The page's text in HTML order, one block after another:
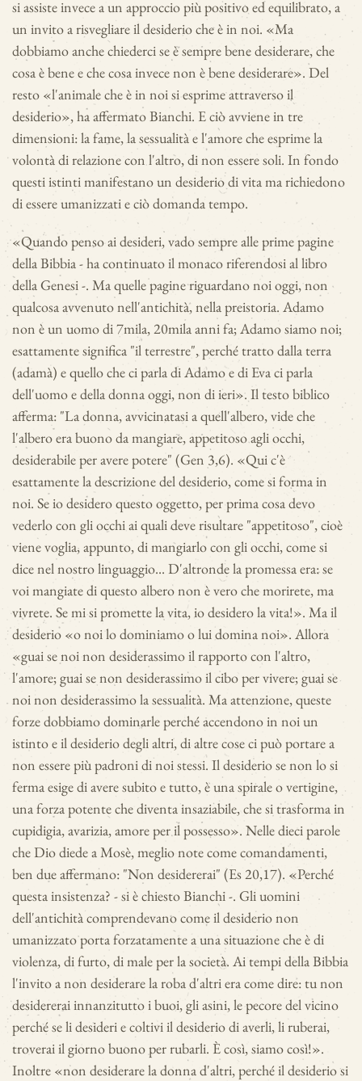
si assiste invece a un approccio più positivo ed equilibrato, a
un invito a risvegliare il desiderio che è in noi. «Ma
dobbiamo anche chiederci se è sempre bene desiderare, che
cosa è bene e che cosa invece non è bene desiderare». Del
resto «l'animale che è in noi si esprime attraverso il
desiderio», ha affermato Bianchi. E ciò avviene in tre
dimensioni: la fame, la sessualità e l'amore che esprime la
volontà di relazione con l'altro, di non essere soli. In fondo
questi istinti manifestano un desiderio di vita ma richiedono
di essere umanizzati e ciò domanda tempo.
«Quando penso ai desideri, vado sempre alle prime pagine
della Bibbia - ha continuato il monaco riferendosi al libro
della Genesi -. Ma quelle pagine riguardano noi oggi, non
qualcosa avvenuto nell'antichità, nella preistoria. Adamo
non è un uomo di 7mila, 20mila anni fa; Adamo siamo noi;
esattamente significa "il terrestre", perché tratto dalla terra
(adamà) e quello che ci parla di Adamo e di Eva ci parla
dell'uomo e della donna oggi, non di ieri». Il testo biblico
afferma: "La donna, avvicinatasi a quell'albero, vide che
l'albero era buono da mangiare, appetitoso agli occhi,
desiderabile per avere potere" (Gen 3,6). «Qui c'è
esattamente la descrizione del desiderio, come si forma in
noi. Se io desidero questo oggetto, per prima cosa devo
vederlo con gli occhi ai quali deve risultare "appetitoso", cioè
viene voglia, appunto, di mangiarlo con gli occhi, come si
dice nel nostro linguaggio... D'altronde la promessa era: se
voi mangiate di questo albero non è vero che morirete, ma
vivrete. Se mi si promette la vita, io desidero la vita!». Ma il
desiderio «o noi lo dominiamo o lui domina noi». Allora
«guai se noi non desiderassimo il rapporto con l'altro,
l'amore; guai se non desiderassimo il cibo per vivere; guai se
noi non desiderassimo la sessualità. Ma attenzione, queste
forze dobbiamo dominarle perché accendono in noi un
istinto e il desiderio degli altri, di altre cose ci può portare a
non essere più padroni di noi stessi. Il desiderio se non lo si
ferma esige di avere subito e tutto, è una spirale o vertigine,
una forza potente che diventa insaziabile, che si trasforma in
cupidigia, avarizia, amore per il possesso». Nelle dieci parole
che Dio diede a Mosè, meglio note come comandamenti,
ben due affermano: "Non desidererai" (Es 20,17). «Perché
questa insistenza? - si è chiesto Bianchi -. Gli uomini
dell'antichità comprendevano come il desiderio non
umanizzato porta forzatamente a una situazione che è di
violenza, di furto, di male per la società. Ai tempi della Bibbia
l'invito a non desiderare la roba d'altri era come dire: tu non
desidererai innanzitutto i buoi, gli asini, le pecore del vicino
perché se li desideri e coltivi il desiderio di averli, li ruberai,
troverai il giorno buono per rubarli. È così, siamo così!».
Inoltre «non desiderare la donna d'altri, perché il desiderio si